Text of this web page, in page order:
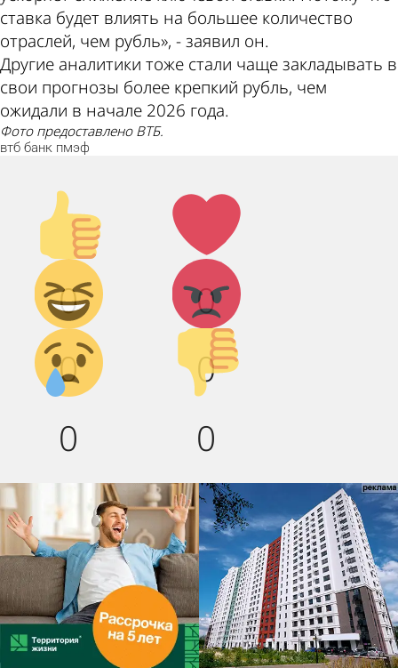
ставка будет влиять на большее количество
отраслей, чем рубль», - заявил он.
Другие аналитики тоже стали чаще закладывать в
свои прогнозы более крепкий рубль, чем
ожидали в начале 2026 года.
Фото предоставлено ВТБ.
втб банк пмэф
Палец
вверх!
0
Лайк!
0
Дикий
смех!
0
Агрессия!
0
Грусть :(
0
Палец
вниз!
0